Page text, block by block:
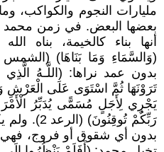
مليارات النجوم والكواكب،
بعضها البعض. في زمن محمد
أنها بناء كالخيمة، بناه
بدون عمد نراها: (اللَّـهُ
تَرَوْنَهَا ثُمَّ اسْتَوَى عَلَى
يَجْرِي لِأَجَلٍ مُسَمًّى يُدَبِّرُ الْأَمْرَ
رَبِّكُمْ
بدون أي شقوق أو فروج، فهي